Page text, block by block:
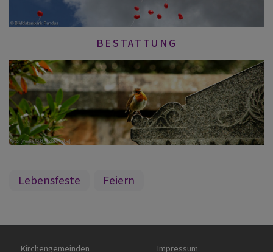
BESTATTUNG
Lebensfeste Feiern
Hauptnavigation
Kirchengemeinden Fußbereichsmenü
Impressum